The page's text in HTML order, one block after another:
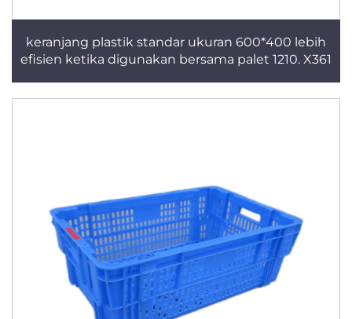
keranjang plastik standar ukuran 600*400 lebih
efisien ketika digunakan bersama palet 1210. X361